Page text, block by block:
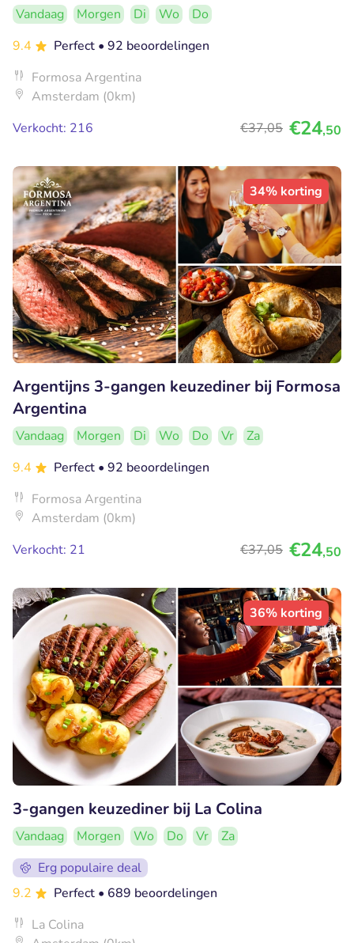
Vandaag Morgen Di Wo
Do
9.4
Perfect • 92 beoordelingen
Formosa Argentina
Amsterdam (0km)
Verkocht: 216
€37,05 €24,50
34% korting
Argentijns 3-gangen keuzediner bij Formosa
Argentina
Vandaag Morgen Di Wo Do Vr
Za
9.4
Perfect • 92 beoordelingen
Formosa Argentina
Amsterdam (0km)
Verkocht: 21
€37,05 €24,50
36% korting
3-gangen keuzediner bij La Colina
Vandaag Morgen Wo Do Vr
Za
Erg populaire deal
9.2
Perfect • 689 beoordelingen
La Colina